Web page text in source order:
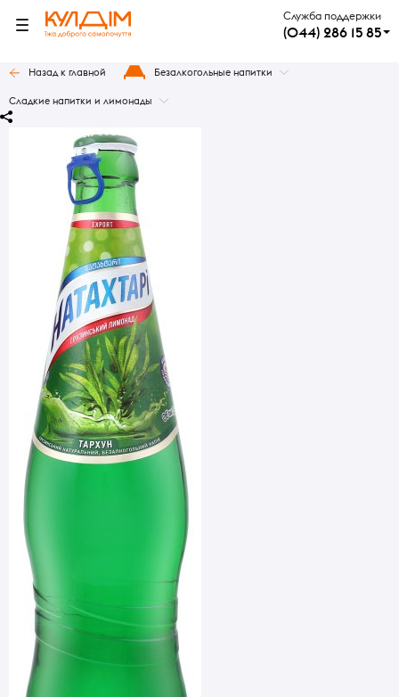
Служба поддержки
(044) 286 15 85
Назад к главной Безалкогольные напитки
Сладкие напитки и лимонады